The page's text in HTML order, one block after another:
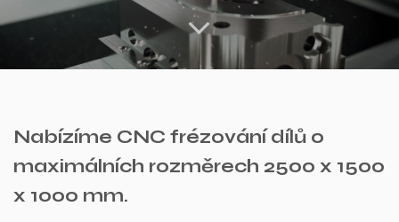
Nabízíme CNC frézování dílů o
maximálních rozměrech 2500 x 1500
x 1000 mm.